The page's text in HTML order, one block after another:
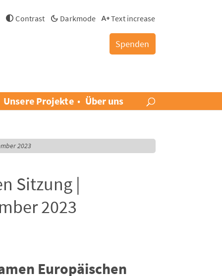
Contrast Darkmode Text increase
Spenden
Unsere Projekte Über uns
2023
Sitzung |
2023
Europäischen